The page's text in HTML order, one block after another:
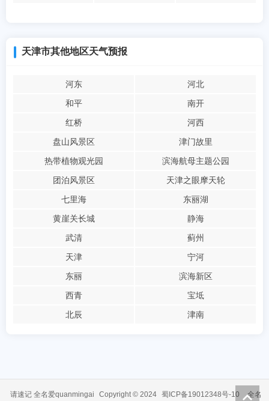
天津市其他地区天气预报
河东
河北
和平
南开
红桥
河西
盘山风景区
津门故里
热带植物观光园
滨海航母主题公园
团泊风景区
天津之眼摩天轮
七里海
东丽湖
黄崖关长城
静海
武清
蓟州
天津
宁河
东丽
滨海新区
西青
宝坻
北辰
津南
请速记 全名爱quanmingai Copyright © 2024 蜀ICP备19012348号-10 全名